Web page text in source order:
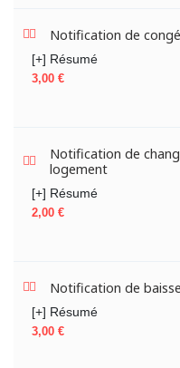
Notification de
[+] Résumé
Prix
3,00 €
Notification de
logement
[+] Résumé
Prix
2,00 €
Notification de
[+] Résumé
Prix
3,00 €